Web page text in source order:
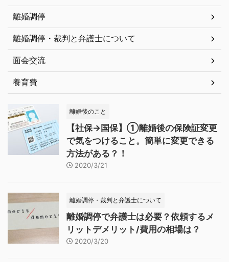
離婚調停
離婚調停・裁判と弁護士について
面会交流
養育費
離婚後のこと
【社保→国保】①離婚後の保険証変更
で気をつけること。簡単に変更できる
方法がある？！
2020/3/21
離婚調停・裁判と弁護士について
離婚調停で弁護士は必要？依頼するメ
リットデメリット/費用の相場は？
2020/3/20